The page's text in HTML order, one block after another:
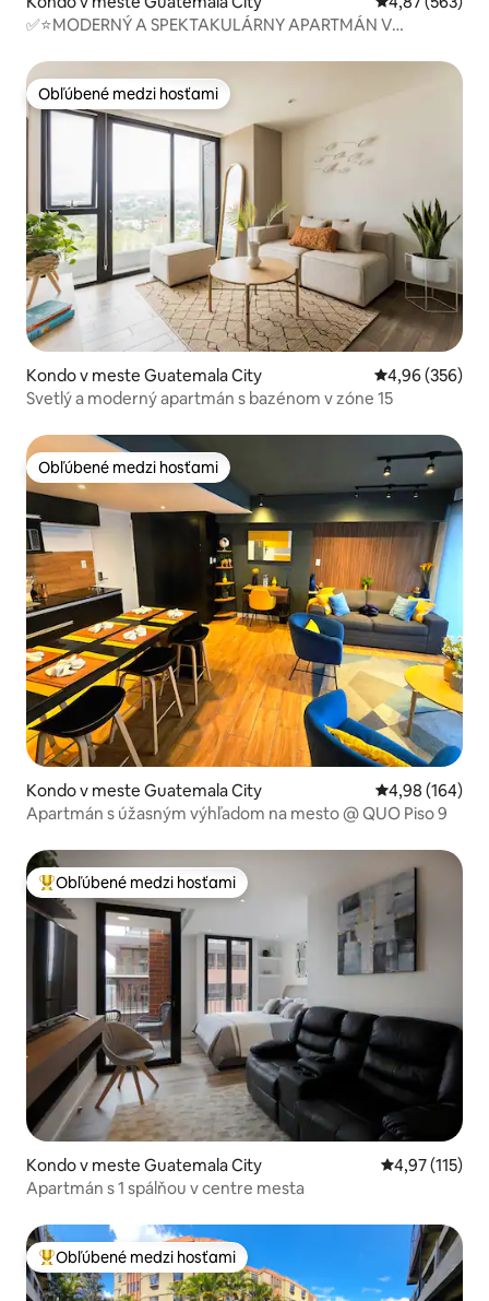
✅⭐MODERNÝ A SPEKTAKULÁRNY APARTMÁN V
Obľúbené medzi hosťami
Obľúbené medzi hosťami
Kondo v meste Guatemala City Priemerné
4,96 (356)
Svetlý a moderný apartmán s bazénom v zóne 15
Obľúbené medzi hosťami
Obľúbené medzi hosťami
Kondo v meste Guatemala City Priemerné
4,98 (164)
Apartmán s úžasným výhľadom na mesto @ QUO Piso 9
Najobľúbenejšie medzi hosťami
Obľúbené medzi hosťami
Kondo v meste Guatemala City Priemerné
4,97 (115)
Apartmán s 1 spálňou v centre mesta
Najobľúbenejšie medzi hosťami
Obľúbené medzi hosťami